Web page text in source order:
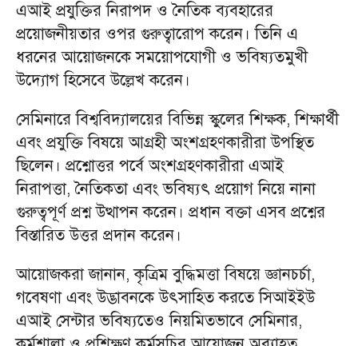
এআই প্রযুক্তির নিরাপদ ও নৈতিক ব্যবহারের
প্রয়োজনীয়তার ওপর গুরুত্বারোপ করেন। তিনি এ
ধরনের আয়োজনকে সময়োপযোগী ও ভবিষ্যতমুখী
উদ্যোগ হিসেবে উল্লেখ করেন।
সেমিনারে বিশ্ববিদ্যালয়ের বিভিন্ন স্কুলের শিক্ষক, শিক্ষার্থী
এবং প্রযুক্তি বিষয়ে আগ্রহী অংশগ্রহণকারীরা উপস্থিত
ছিলেন। প্রশ্নোত্তর পর্বে অংশগ্রহণকারীরা এআই
নিরাপত্তা, নৈতিকতা এবং ভবিষ্যৎ প্রয়োগ নিয়ে নানা
গুরুত্বপূর্ণ প্রশ্ন উত্থাপন করেন। প্রধান বক্তা এসব প্রশ্নের
বিস্তারিত উত্তর প্রদান করেন।
আয়োজকরা জানান, কৃত্রিম বুদ্ধিমত্তা বিষয়ে জ্ঞানচর্চা,
গবেষণা এবং উদ্ভাবনকে উৎসাহিত করতে সিআইইউ
এআই সেন্টার ভবিষ্যতেও নিয়মিতভাবে সেমিনার,